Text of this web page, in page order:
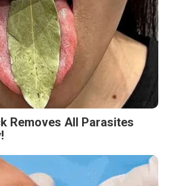
Removes All Parasites